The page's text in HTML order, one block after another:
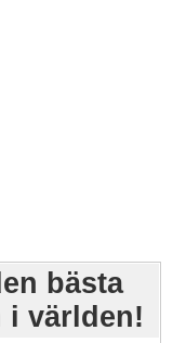
bästa
i världen!